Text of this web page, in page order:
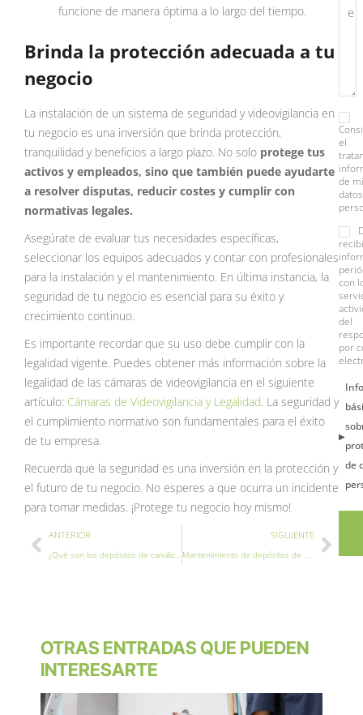
funcione de manera óptima a lo largo del tiempo.
Brinda la protección adecuada a tu
negocio
La instalación de un sistema de seguridad y videovigilancia en
tu negocio es una inversión que brinda protección,
tranquilidad y beneficios a largo plazo. No solo protege tus
activos y empleados, sino que también puede ayudarte
a resolver disputas, reducir costes y cumplir con
normativas legales.
Asegúrate de evaluar tus necesidades específicas,
seleccionar los equipos adecuados y contar con profesionales
para la instalación y el mantenimiento. En última instancia, la
seguridad de tu negocio es esencial para su éxito y
crecimiento continuo.
Es importante recordar que su uso debe cumplir con la
legalidad vigente. Puedes obtener más información sobre la
legalidad de las cámaras de videovigilancia en el siguiente
artículo: Cámaras de Videovigilancia y Legalidad. La seguridad y
el cumplimiento normativo son fundamentales para el éxito
de tu empresa.
Recuerda que la seguridad es una inversión en la protección y
el futuro de tu negocio. No esperes a que ocurra un incidente
para tomar medidas. ¡Protege tu negocio hoy mismo!
AntANTERIOR
¿Qué son los depósitos de canalización de GLP y qué ventajas tienen?
SIGUIENTE
Mantenimiento de depósitos de GLP
el
de
datos
con
del
por
de
OTRAS ENTRADAS QUE PUEDEN
INTERESARTE